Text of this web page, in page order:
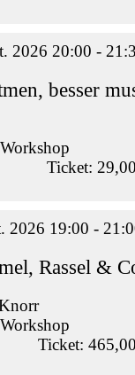
2026 20:00 -
besser
Ticket:
2026 19:00 -
Rassel &
Ticket: